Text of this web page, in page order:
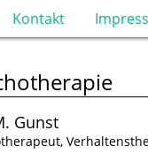
Kontakt
Gunst